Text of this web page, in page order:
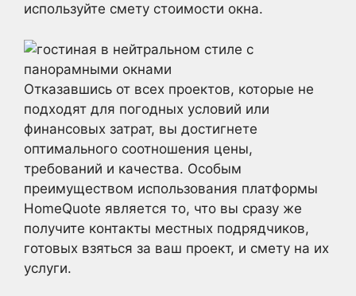
используйте смету стоимости окна.
Отказавшись от всех проектов, которые не
подходят для погодных условий или
финансовых затрат, вы достигнете
оптимального соотношения цены,
требований и качества. Особым
преимуществом использования платформы
HomeQuote является то, что вы сразу же
получите контакты местных подрядчиков,
готовых взяться за ваш проект, и смету на их
услуги.